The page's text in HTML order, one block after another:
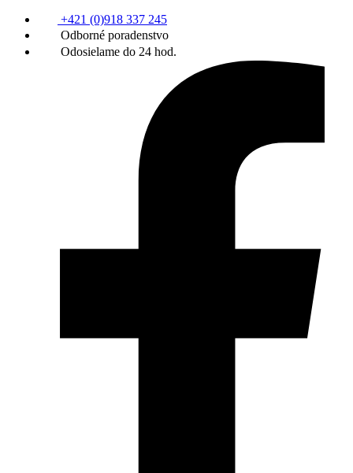
+421 (0)918 337 245
Odborné poradenstvo
Odosielame do 24 hod.